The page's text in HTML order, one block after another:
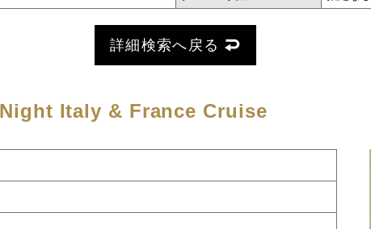
詳細検索へ戻る
Italy & France Cruise